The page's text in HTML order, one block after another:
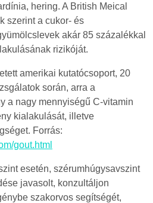
hering. A British Meical
szerint a cukor- és
akár 85 százalékkal
rizikóját.
amerikai kutatócsoport, 20
során, arra a
a nagy mennyiségű C-vitamin
kialakulását, illetve
Forrás:
gout.html
esetén, szérumhúgysavszint
javasolt, konzultáljon
szakorvos segítségét,